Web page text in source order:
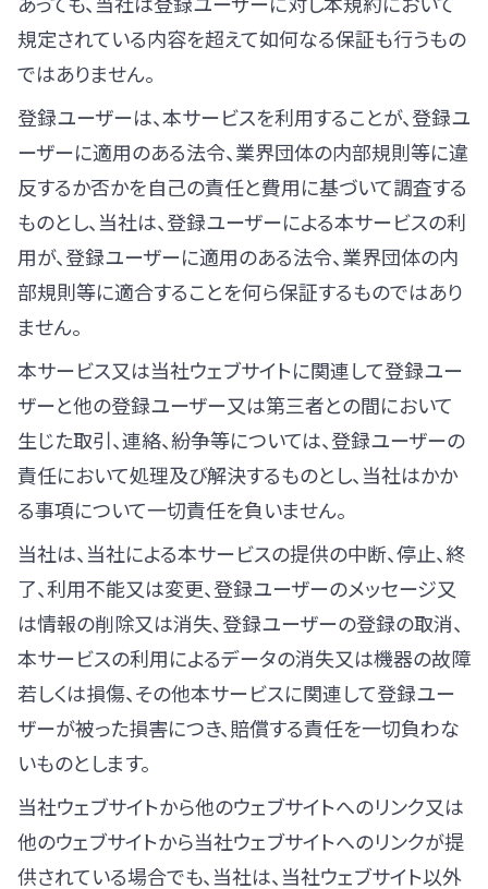
規定されている内容を超えて如何なる保証も行うもの
ではありません。
登録ユーザーは、本サービスを利用することが、登録ユ
ーザーに適用のある法令、業界団体の内部規則等に違
反するか否かを自己の責任と費用に基づいて調査する
ものとし、当社は、登録ユーザーによる本サービスの利
用が、登録ユーザーに適用のある法令、業界団体の内
部規則等に適合することを何ら保証するものではあり
ません。
本サービス又は当社ウェブサイトに関連して登録ユー
ザーと他の登録ユーザー又は第三者との間において
生じた取引、連絡、紛争等については、登録ユーザーの
責任において処理及び解決するものとし、当社はかか
る事項について一切責任を負いません。
当社は、当社による本サービスの提供の中断、停止、終
了、利用不能又は変更、登録ユーザーのメッセージ又
は情報の削除又は消失､登録ユーザーの登録の取消、
本サービスの利用によるデータの消失又は機器の故障
若しくは損傷、その他本サービスに関連して登録ユー
ザーが被った損害につき、賠償する責任を一切負わな
いものとします。
当社ウェブサイトから他のウェブサイトへのリンク又は
他のウェブサイトから当社ウェブサイトへのリンクが提
供されている場合でも、当社は、当社ウェブサイト以外